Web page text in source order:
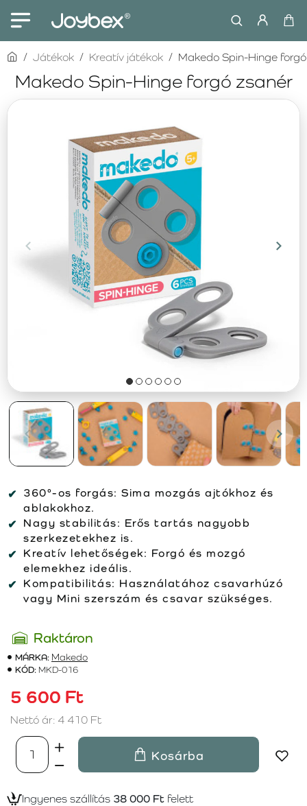
Makedo Spin-Hinge forgó zsanér
homeJátékok Kreatív játékok Makedo Spin-Hinge
360°-os forgás: Sima mozgás ajtókhoz és
ablakokhoz.
Nagy stabilitás: Erős tartás nagyobb
szerkezetekhez is.
Kreatív lehetőségek: Forgó és mozgó
elemekhez ideális.
Kompatibilitás: Használatához csavarhúzó
vagy Mini szerszám és csavar szükséges.
Raktáron
MÁRKA: Makedo
KÓD: MKD-016
5 600 Ft
Nettó ár: 4 410 Ft
Kosárba
Ingyenes szállítás 38 000 Ft felett